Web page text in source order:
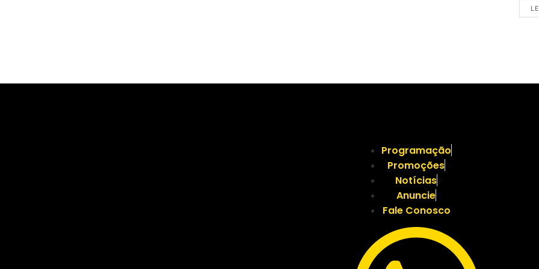
Programação
Promoções
Notícias
Anuncie
Fale Conosco